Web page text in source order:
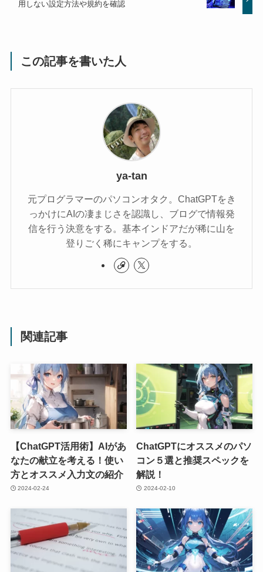
用しない設定方法や規約を確認
この記事を書いた人
ya-tan
元プログラマーのパソコンオタク。ChatGPTをき
っかけにAIの凄まじさを認識し、ブログで情報発
信を行う決意をする。基本インドアだが稀に山を
登りごく稀にキャンプをする。
関連記事
【ChatGPT活用術】AIがあ
なたの献立を考える！使い
方とオススメ入力文の紹介
2024-02-24
ChatGPTにオススメのパソ
コン５選と推奨スペックを
解説！
2024-02-10